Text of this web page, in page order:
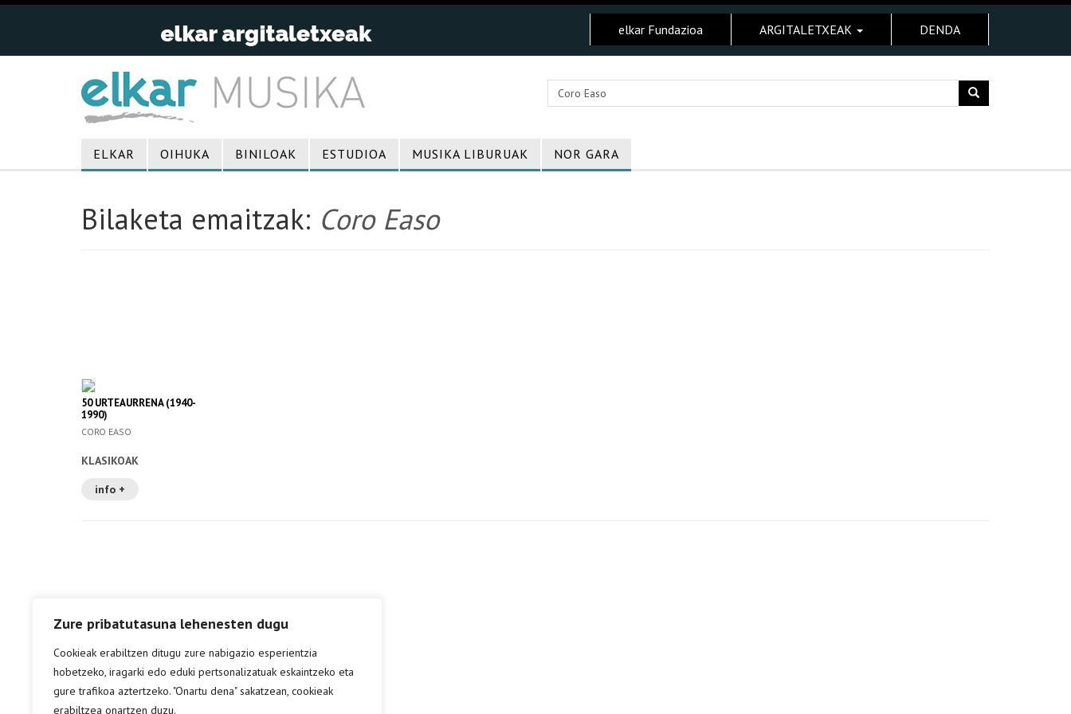
Zure pribatutasuna lehenesten dugu
Cookieak erabiltzen ditugu zure nabigazio esperientzia
hobetzeko, iragarki edo eduki pertsonalizatuak eskaintzeko eta
gure trafikoa aztertzeko. "Onartu dena" sakatzean, cookieak
erabiltzea onartzen duzu.
elkar Fundazioa ARGITALETXEAK DENDA
ELKAR OIHUKA BINILOAK ESTUDIOA MUSIKA LIBURUAK NOR GARA
Bilaketa emaitzak: Coro Easo
50 URTEAURRENA (1940-
1990)
CORO EASO
KLASIKOAK
info +